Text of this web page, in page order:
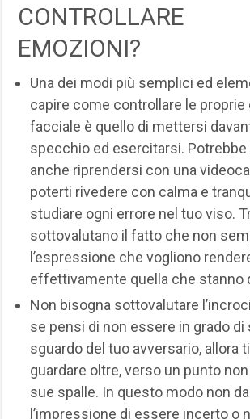
EMOZIONI?
Una dei modi più semplici ed
capire come controllare le
facciale è quello di mettersi
specchio ed esercitarsi. Potrebbe
anche riprendersi con una
poterti rivedere con calma e
studiare ogni errore nel tuo viso.
sottovalutano il fatto che non
l’espressione che vogliono
effettivamente quella che stanno
Non bisogna sottovalutare
se pensi di non essere in grado
sguardo del tuo avversario, allora
guardare oltre, verso un punto
sue spalle. In questo modo non
l’impressione di essere incerto o